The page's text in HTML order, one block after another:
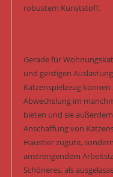
robustem Kunststoff.
Gerade für
und geistigen
Katzenspielzeug
Abwechslung im
bieten und sie
Anschaffung von
Haustier zugute,
anstrengendem
Schöneres, als